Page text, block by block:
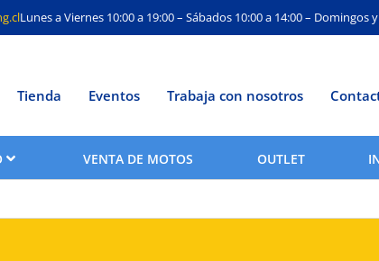
Lunes a Viernes 10:00 a 19:00 – Sábados 10:00 a 14:00 – Domingos
Tienda Eventos Trabaja con nosotros
VENTA DE MOTOS OUTLET